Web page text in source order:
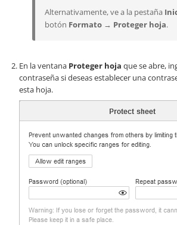
Alternativamente, ve a la pestaña
botón Formato → Proteger hoja.
En la ventana Proteger hoja que se abre,
contraseña si deseas establecer una
esta hoja.